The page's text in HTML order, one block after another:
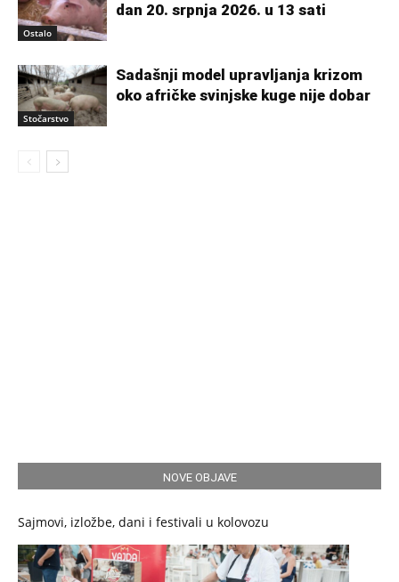
Ostalo
dan 20. srpnja 2026. u 13 sati
Stočarstvo
Sadašnji model upravljanja krizom
oko afričke svinjske kuge nije dobar
NOVE OBJAVE
Sajmovi, izložbe, dani i festivali u kolovozu